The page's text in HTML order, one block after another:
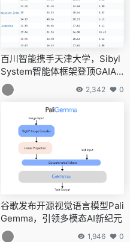
百川智能携手天津大学，Sibyl
System智能体框架登顶GAIA
复杂任务榜单
2,342 0
谷歌发布开源视觉语言模型Pali
Gemma，引领多模态AI新纪元
1,946 0